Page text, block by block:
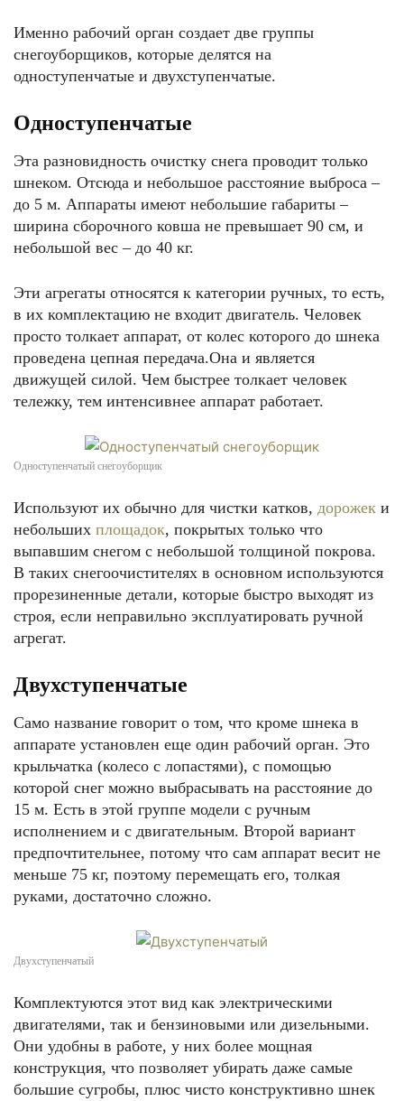
Именно рабочий орган создает две группы
снегоуборщиков, которые делятся на
одноступенчатые и двухступенчатые.
Одноступенчатые
Эта разновидность очистку снега проводит только
шнеком. Отсюда и небольшое расстояние выброса –
до 5 м. Аппараты имеют небольшие габариты –
ширина сборочного ковша не превышает 90 см, и
небольшой вес – до 40 кг.
Эти агрегаты относятся к категории ручных, то есть,
в их комплектацию не входит двигатель. Человек
просто толкает аппарат, от колес которого до шнека
проведена цепная передача.Она и является
движущей силой. Чем быстрее толкает человек
тележку, тем интенсивнее аппарат работает.
Одноступенчатый снегоуборщик
Используют их обычно для чистки катков, дорожек и
небольших площадок, покрытых только что
выпавшим снегом с небольшой толщиной покрова.
В таких снегоочистителях в основном используются
прорезиненные детали, которые быстро выходят из
строя, если неправильно эксплуатировать ручной
агрегат.
Двухступенчатые
Само название говорит о том, что кроме шнека в
аппарате установлен еще один рабочий орган. Это
крыльчатка (колесо с лопастями), с помощью
которой снег можно выбрасывать на расстояние до
15 м. Есть в этой группе модели с ручным
исполнением и с двигательным. Второй вариант
предпочтительнее, потому что сам аппарат весит не
меньше 75 кг, поэтому перемещать его, толкая
руками, достаточно сложно.
Двухступенчатый
Комплектуются этот вид как электрическими
двигателями, так и бензиновыми или дизельными.
Они удобны в работе, у них более мощная
конструкция, что позволяет убирать даже самые
большие сугробы, плюс чисто конструктивно шнек